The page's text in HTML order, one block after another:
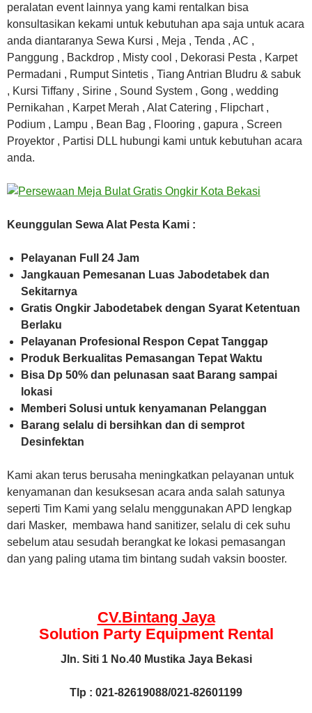
peralatan event lainnya yang kami rentalkan bisa
konsultasikan kekami untuk kebutuhan apa saja untuk acara
anda diantaranya Sewa Kursi , Meja , Tenda , AC ,
Panggung , Backdrop , Misty cool , Dekorasi Pesta , Karpet
Permadani , Rumput Sintetis , Tiang Antrian Bludru & sabuk
, Kursi Tiffany , Sirine , Sound System , Gong , wedding
Pernikahan , Karpet Merah , Alat Catering , Flipchart ,
Podium , Lampu , Bean Bag , Flooring , gapura , Screen
Proyektor , Partisi DLL hubungi kami untuk kebutuhan acara
anda.
Keunggulan Sewa Alat Pesta Kami :
Pelayanan Full 24 Jam
Jangkauan Pemesanan Luas Jabodetabek dan
Sekitarnya
Gratis Ongkir Jabodetabek dengan Syarat Ketentuan
Berlaku
Pelayanan Profesional Respon Cepat Tanggap
Produk Berkualitas Pemasangan Tepat Waktu
Bisa Dp 50% dan pelunasan saat Barang sampai
lokasi
Memberi Solusi untuk kenyamanan Pelanggan
Barang selalu di bersihkan dan di semprot
Desinfektan
Kami akan terus berusaha meningkatkan pelayanan untuk
kenyamanan dan kesuksesan acara anda salah satunya
seperti Tim Kami yang selalu menggunakan APD lengkap
dari Masker, membawa hand sanitizer, selalu di cek suhu
sebelum atau sesudah berangkat ke lokasi pemasangan
dan yang paling utama tim bintang sudah vaksin booster.
CV.Bintang Jaya
Solution Party Equipment Rental
Jln. Siti 1 No.40 Mustika Jaya Bekasi
Tlp : 021-82619088/021-82601199